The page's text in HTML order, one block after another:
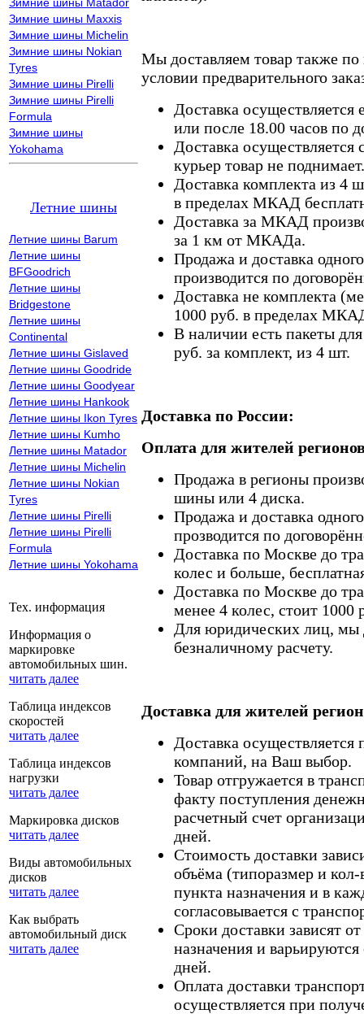
Зимние шины Maxxis
Зимние шины Michelin
Зимние шины Nokian
Tyres
Зимние шины Pirelli
Зимние шины Pirelli
Formula
Зимние шины
Yokohama
Летние шины
Летние шины Barum
Летние шины
BFGoodrich
Летние шины
Bridgestone
Летние шины
Continental
Летние шины Gislaved
Летние шины Goodride
Летние шины Goodyear
Летние шины Hankook
Летние шины Ikon Tyres
Летние шины Kumho
Летние шины Matador
Летние шины Michelin
Летние шины Nokian
Tyres
Летние шины Pirelli
Летние шины Pirelli
Formula
Летние шины Yokohama
Тех. информация
Информация о
маркировке
автомобильных шин.
читать далее
Таблица индексов
скоростей
читать далее
Таблица индексов
нагрузки
читать далее
Маркировка дисков
читать далее
Виды автомобильных
дисков
читать далее
Как выбрать
автомобильный диск
читать далее
Мы доставляем товар также
условии предварительного
Доставка осуществляется
или после 18.00 часов по
Доставка осуществляется
курьер товар не поднимает.
Доставка комплекта из 4
в пределах МКАД
Доставка за МКАД
за 1 км от МКАДа.
Продажа и доставка
производится по
Доставка не комплекта
1000 руб. в пределах
В наличии есть пакеты
руб. за комплект, из 4 шт.
Доставка по России:
Оплата для жителей
Продажа в регионы
шины или 4 диска.
Продажа и доставка
прозводится по
Доставка по Москве до
колес и больше,
Доставка по Москве до
менее 4 колес, стоит 1000
Для юридических лиц, мы
безналичному расчету.
Доставка для жителей
Доставка
компаний, на Ваш выбор.
Товар отгружается в
факту поступления
расчетный счет
дней.
Стоимость доставки
объёма (типоразмер и кол-
пункта назначения и в
согласовывается с
Сроки доставки зависят
назначения и
дней.
Оплата доставки
осуществляется при